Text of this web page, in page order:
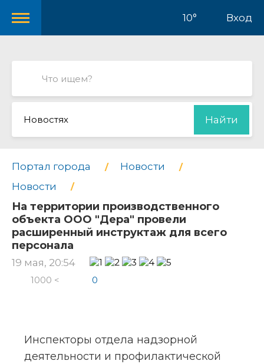
10° Вход
Новостях Найти
Портал города
Новости
Новости
На территории производственного
объекта ООО "Дера" провели
расширенный инструктаж для всего
персонала
19 мая, 20:54
1000 < 0
Инспекторы отдела надзорной
деятельности и профилактической